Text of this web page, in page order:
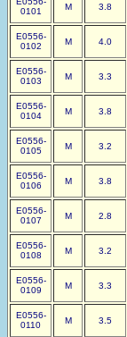
0101
M 3.8
E0556-
0102
M 4.0
E0556-
0103
M 3.3
E0556-
0104
M 3.8
E0556-
0105
M 3.2
E0556-
0106
M 3.8
E0556-
0107
M 2.8
E0556-
0108
M 3.2
E0556-
0109
M 3.3
E0556-
0110
M 3.5